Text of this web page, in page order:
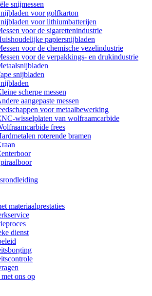
snijmessen
voor golfkarton
voor lithiumbatterijen
voor de sigarettenindustrie
papiersnijbladen
voor de chemische vezelindustrie
voor de verpakkings- en drukindustrie
snijbladen
scherpe messen
aangepaste messen
voor metaalbewerking
wisselplaten van wolfraamcarbide
frees
roterende bramen
materiaalprestaties
dienst
ons op